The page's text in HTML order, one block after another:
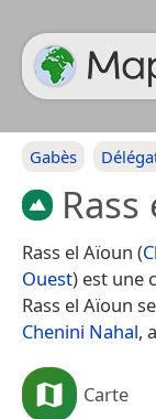
Gabès
Rass el Aïoun (
Ouest) est une
Rass el Aïoun
Chenini Nahal,
Carte